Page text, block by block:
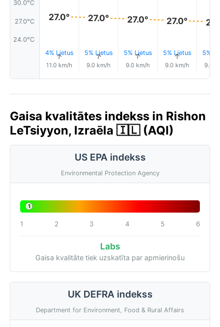
30.0°C
27.0°C
24.0°C
27.0°
4% Lietus
↑
11.0 km/h
27.0°
5% Lietus
↑
9.0 km/h
27.0°
5% Lietus
↑
9.0 km/h
27.0°
5% Lietus
↑
9.0 km/h
5%
9.0
Gaisa kvalitātes indekss in Rishon
LeTsiyyon, Izraēla 🇮🇱 (AQI)
US EPA indekss
Environmental Protection Agency
1
1 2 3 4 5 6
Labs
Gaisa kvalitāte tiek uzskatīta par apmierinošu
UK DEFRA indekss
Department for Environment, Food & Rural Affairs